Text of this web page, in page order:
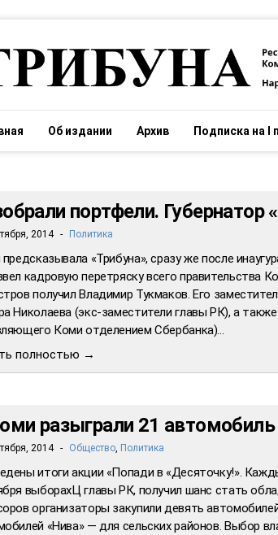
Об издании Архив Подписка на I
портфели. Губернатор
2014 - Политика
«Трибуна», сразу же после
кадровую перетряску всего правительства
получил Владимир Тукмаков. Его
Николаева (экс-заместители главы РК), а
Коми отделением Сбербанка)…
полностью →
разыграли 21 автомобиль
2014 - Общество Политика
итоги акции «Попади в «Десяточку!».
выборахЦ главы РК, получил шанс стать
организаторы закупили девять
«Нива» — для сельских районов. Выбор